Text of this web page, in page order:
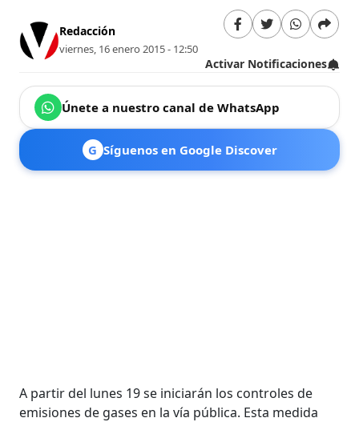
Redacción
viernes, 16 enero 2015 - 12:50
Activar Notificaciones
Únete a nuestro canal de WhatsApp
G Síguenos en Google Discover
A partir del lunes 19 se iniciarán los controles de
emisiones de gases en la vía pública. Esta medida